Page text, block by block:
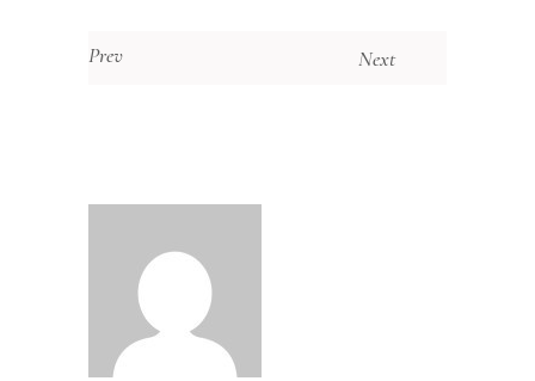
Prev Next